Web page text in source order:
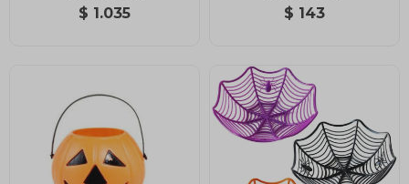
$ 1.035
$ 143